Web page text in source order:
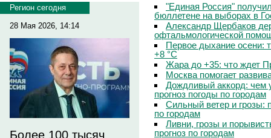
Регион сегодня
28 Мая 2026, 14:14
Более 100 тысяч
"Единая Россия"
бюллетене на выборах в
Александр Щербаков
офтальмологической
Первое дыхание осени:
+8 °C
Жара до +35: что ждет
Москва помогает
Дождливый аккорд: чем
прогноз погоды по городам
Сильный ветер и грозы:
по городам
Ливни, грозы и
прогноз по городам